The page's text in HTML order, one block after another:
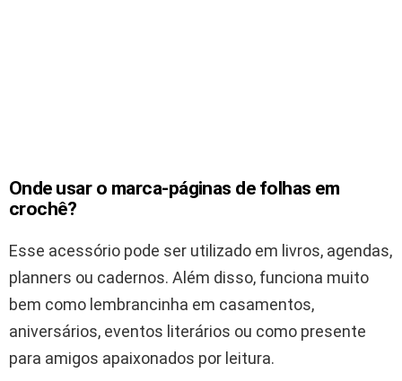
Onde usar o marca-páginas de folhas em
crochê?
Esse acessório pode ser utilizado em livros, agendas,
planners ou cadernos. Além disso, funciona muito
bem como lembrancinha em casamentos,
aniversários, eventos literários ou como presente
para amigos apaixonados por leitura.